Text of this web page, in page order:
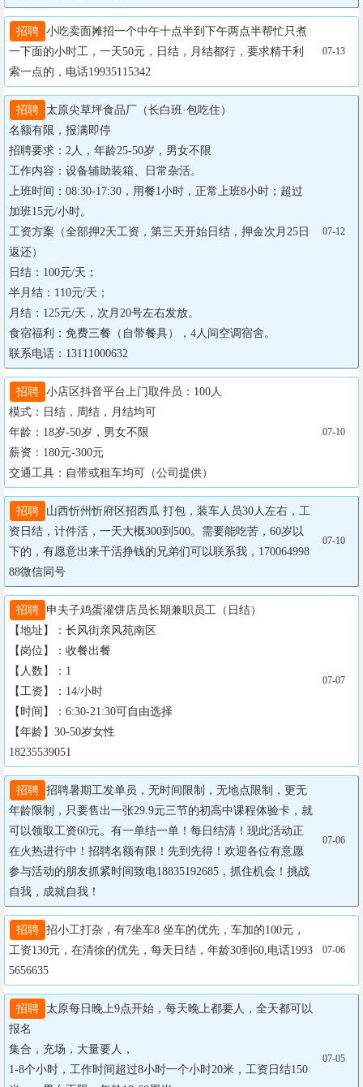
招聘 小吃卖面摊招一个中午十点半到下午两点半帮忙只煮
一下面的小时工，一天50元，日结，月结都行，要求精干利
索一点的，电话19935115342
07-13
招聘
太原尖草坪食品厂（长白班·包吃住）
名额有限，报满即停
招聘要求：2人，年龄25‑50岁，男女不限
工作内容：设备辅助装箱、日常杂活。
上班时间：08:30‑17:30，用餐1小时，正常上班8小时；超过
加班15元/小时。
工资方案（全部押2天工资，第三天开始日结，押金次月25日
返还）
日结：100元/天；
半月结：110元/天；
月结：125元/天，次月20号左右发放。
食宿福利：免费三餐（自带餐具），4人间空调宿舍。
联系电话：13111000632
07-12
招聘 小店区抖音平台上门取件员：100人
模式：日结，周结，月结均可
年龄：18岁-50岁，男女不限
薪资：180元-300元
交通工具：自带或租车均可（公司提供）
07-10
招聘
山西忻州忻府区招西瓜 打包，装车人员30人左右，工
资日结，计件活，一天大概300到500。需要能吃苦，60岁以
下的，有愿意出来干活挣钱的兄弟们可以联系我，170064998
88微信同号
07-10
招聘 申夫子鸡蛋灌饼店员长期兼职员工（日结）
【地址】：长风街亲风苑南区
【岗位】：收餐出餐
【人数】：1
【工资】：14/小时
【时间】：6:30-21:30可自由选择
【年龄】30-50岁女性
18235539051
07-07
招聘 招聘暑期工发单员，无时间限制，无地点限制，更无
年龄限制，只要售出一张29.9元三节的初高中课程体验卡，就
可以领取工资60元。有一单结一单！每日结清！现此活动正
在火热进行中！招聘名额有限！先到先得！欢迎各位有意愿
参与活动的朋友抓紧时间致电18835192685，抓住机会！挑战
自我，成就自我！
07-06
招聘 招小工打杂，有7坐车8 坐车的优先，车加的100元，
工资130元，在清徐的优先，每天日结，年龄30到60,电话1993
5656635
07-06
招聘
太原每日晚上9点开始，每天晚上都要人，全天都可以
报名
集合，充场，大量要人，
1-8个小时，工作时间超过8小时一个小时20米，工资日结150
07-05